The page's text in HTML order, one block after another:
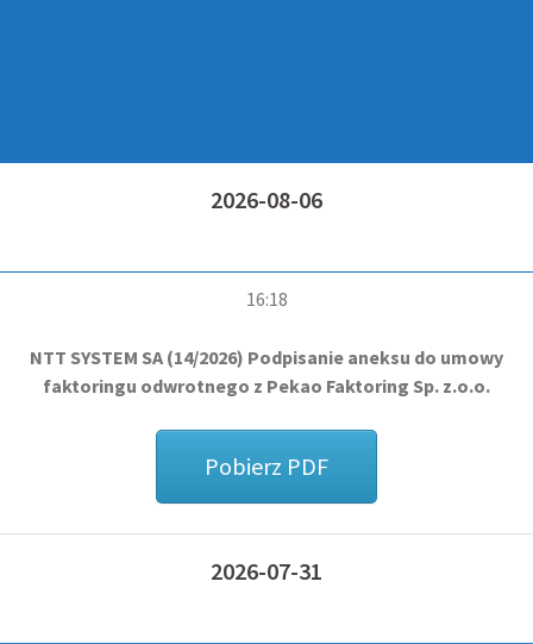
2026-08-06
16:18
NTT SYSTEM SA (14/2026) Podpisanie aneksu do umowy
faktoringu odwrotnego z Pekao Faktoring Sp. z.o.o.
Pobierz PDF
2026-07-31